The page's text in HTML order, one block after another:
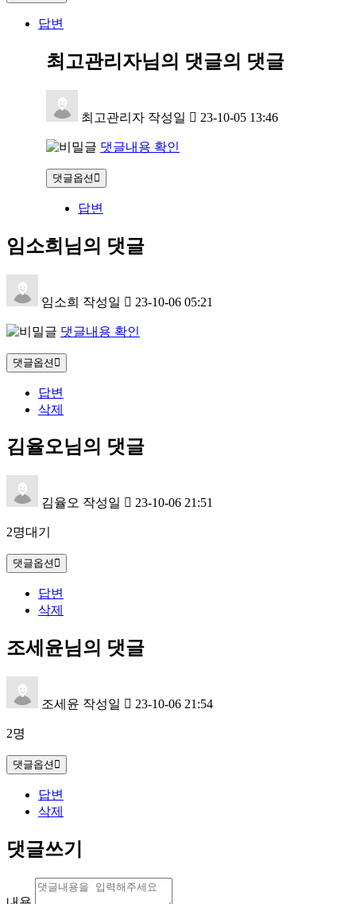
답변
최고관리자님의 댓글의 댓글
최고관리자 작성일 23-10-05 13:46
댓글내용 확인
댓글옵션
답변
임소희님의 댓글
임소희 작성일 23-10-06 05:21
댓글내용 확인
댓글옵션
답변
삭제
김율오님의 댓글
김율오 작성일 23-10-06 21:51
2명대기
댓글옵션
답변
삭제
조세윤님의 댓글
조세윤 작성일 23-10-06 21:54
2명
댓글옵션
답변
삭제
댓글쓰기